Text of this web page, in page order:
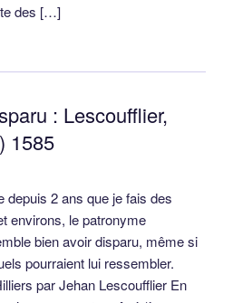
des […]
: Lescoufflier,
1585
2 ans que je fais des
environs, le patronyme
bien avoir disparu, même si
pourraient lui ressembler.
par Jehan Lescoufflier En